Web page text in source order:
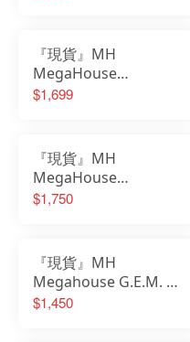
『現貨』MH
MegaHouse
MONSTERS
魔導
$1,699
『現貨』MH
MegaHouse
MONSTERS
魔龍
$1,750
『現貨』MH
Megahouse G.E.M. 排
球少年 掌中 日向翔陽
$1,450